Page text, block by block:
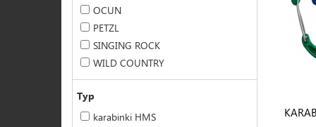
OCUN
PETZL
SINGING ROCK
WILD COUNTRY
Typ
karabinki HMS